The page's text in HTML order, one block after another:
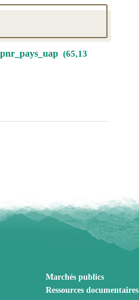
65,13
Marchés publics
Ressources documentaires